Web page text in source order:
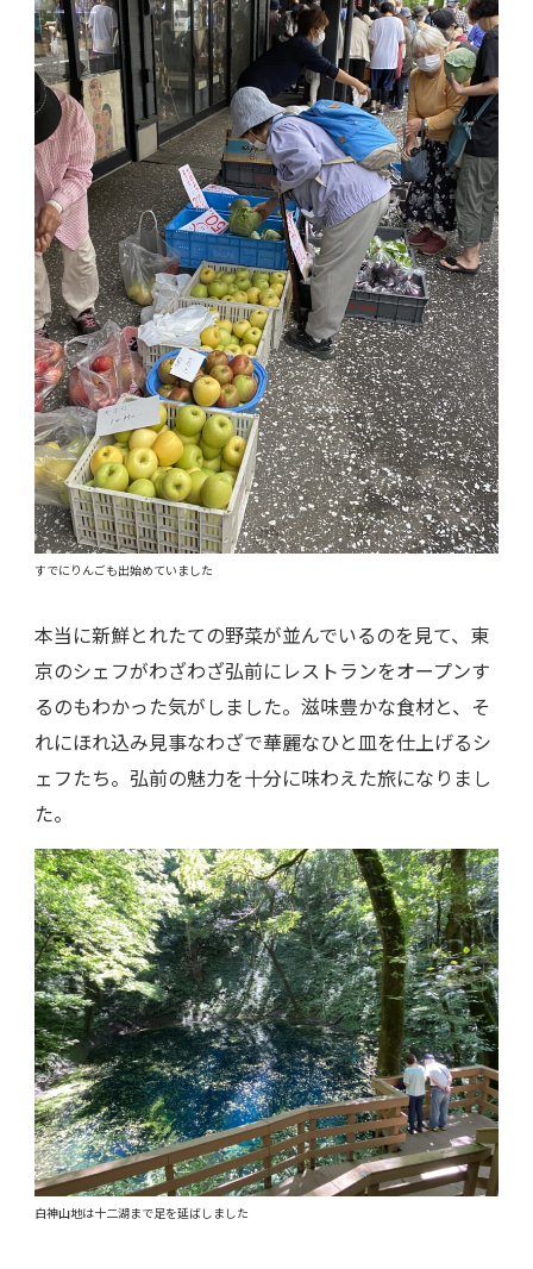
すでにりんごも出始めていました
本当に新鮮とれたての野菜が並んでいるのを見て、東
京のシェフがわざわざ弘前にレストランをオープンす
るのもわかった気がしました。滋味豊かな食材と、そ
れにほれ込み見事なわざで華麗なひと皿を仕上げるシ
ェフたち。弘前の魅力を十分に味わえた旅になりまし
た。
白神山地は十二湖まで足を延ばしました